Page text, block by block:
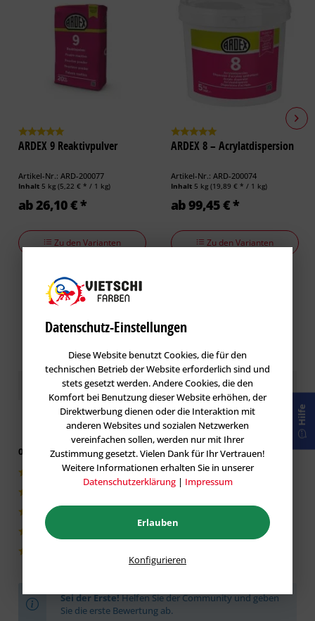
ARDEX 9 Reaktivpulver
Artikel-Nr.: ARD-200077
Inhalt 5 kg (5,22 € * / 1 kg)
ab 26,10 € *
Zu den Varianten
ARDEX 8 – Acrylatdispersion
Artikel-Nr.: ARD-200074
Inhalt 5 kg (19,89 € * / 1 kg)
ab 99,45 € *
Zu den Varianten
Kundenbewertungen / Erfahrungen
0 von 5 basieren auf 0 Bewertungen
0|0%
Sei der Erste!Helfen Sie der Community und geben
Sie die erste Bewertung ab.
Hilfe
Datenschutz-Einstellungen
Diese Website benutzt Cookies, die für den
technischen Betrieb der Website erforderlich sind und
stets gesetzt werden. Andere Cookies, die den
Komfort bei Benutzung dieser Website erhöhen, der
Direktwerbung dienen oder die Interaktion mit
anderen Websites und sozialen Netzwerken
vereinfachen sollen, werden nur mit Ihrer
Zustimmung gesetzt. Vielen Dank für Ihr Vertrauen!
Weitere Informationen erhalten Sie in unserer
Datenschutzerklärung| Impressum
Erlauben
Konfigurieren